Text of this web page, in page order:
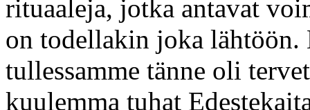
rituaaleja, jotka antavat
on todellakin joka lähtöön.
tullessamme tänne oli
kuulemma tuhat